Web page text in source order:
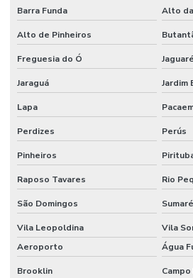
Empresa de segurança eletronica
Empresas de controle de acesso
Especialistas em cftv
Gerenciamento de visitantes com controle
Gravação em nuvem para cftv corporativo
Identificação facial para condominios
Instalação de camera ip
Instalação de câmeras de segurança
Instalação de controle de acesso
Instalação de postes com câmera e
Barra Funda Alto
Alto de Pinheiros
Freguesia do Ó Jaguaré
Jaraguá Jardim
Lapa
Perdizes Perús
Pinheiros
Raposo Tavares Rio
São Domingos Sumaré
Vila Leopoldina
Vila
Aeroporto
Água
Brooklin